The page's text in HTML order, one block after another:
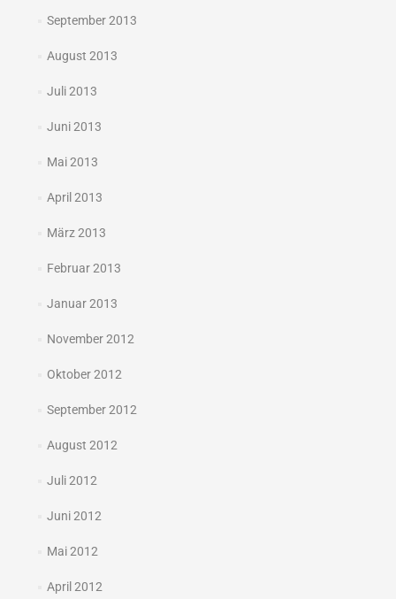
September 2013
August 2013
Juli 2013
Juni 2013
Mai 2013
April 2013
März 2013
Februar 2013
Januar 2013
November 2012
Oktober 2012
September 2012
August 2012
Juli 2012
Juni 2012
Mai 2012
April 2012